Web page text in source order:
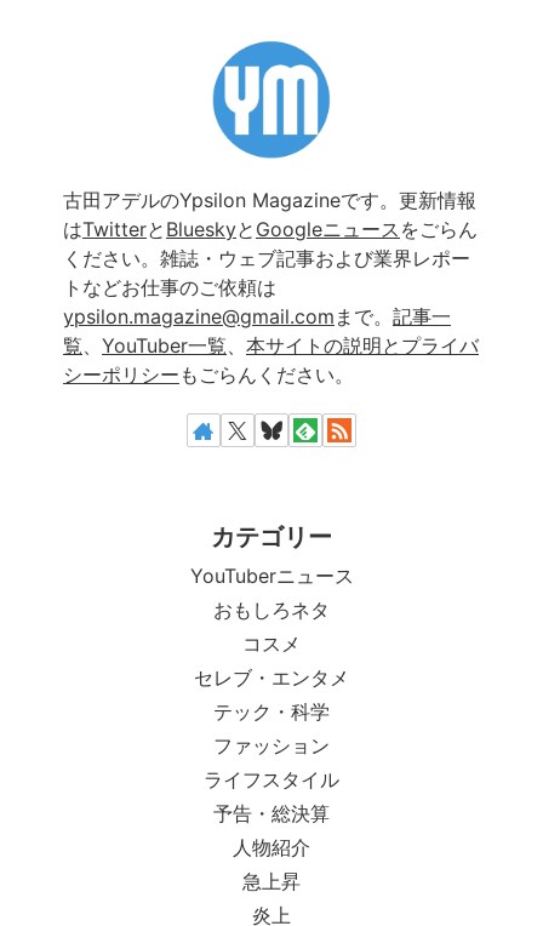
古田アデルのYpsilon Magazineです。更新情報
はTwitterと Blueskyと Googleニュース をごらん
ください。雑誌・ウェブ記事および業界レポー
トなどお仕事のご依頼は
ypsilon.magazine@gmail.com まで。 記事一
覧
YouTuber一覧
本サイトの説明とプライバ
シーポリシー もごらんください。
カテゴリー
YouTuberニュース
おもしろネタ
コスメ
セレブ・エンタメ
テック・科学
ファッション
ライフスタイル
予告・総決算
人物紹介
急上昇
炎上